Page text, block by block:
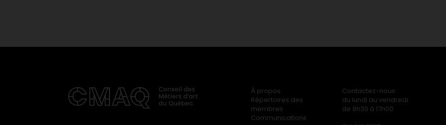
À propos
Répertoires des
membres
Communications
Contactez-nous
du lundi au vendredi
de 8h30 à 17h00